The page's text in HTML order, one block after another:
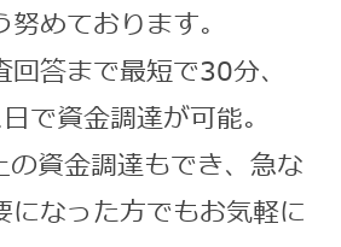
めております。
答まで最短で30分、
で資金調達が可能。
資金調達もでき、急な
になった方でもお気軽に